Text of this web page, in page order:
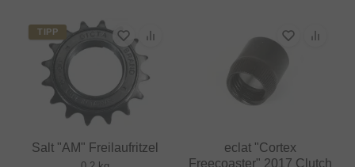
TIPP
Salt "AM" Freilaufritzel
eclat "Cortex
Freecoaster" 2017 Clutch